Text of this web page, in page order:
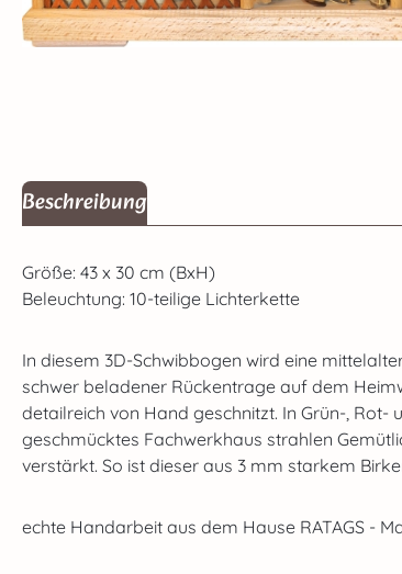
Beschreibung
Größe: 43 x 30 cm (BxH)
Beleuchtung: 10-teilige Lichterkette
In diesem 3D-Schwibbogen wird eine
schwer beladener Rückentrage auf dem
detailreich von Hand geschnitzt. In Grün-,
geschmücktes Fachwerkhaus strahlen
verstärkt. So ist dieser aus 3 mm starkem
echte Handarbeit aus dem Hause RATAGS -